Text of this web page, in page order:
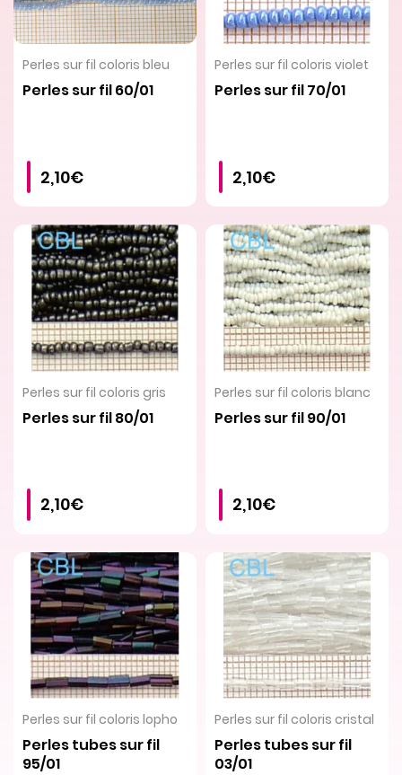
VOIR LE PRODUIT
Perles sur fil coloris bleu
Perles sur fil 60/01
2,10€
VOIR LE PRODUIT
Perles sur fil coloris violet
Perles sur fil 70/01
2,10€
VOIR LE PRODUIT
Perles sur fil coloris gris
Perles sur fil 80/01
2,10€
VOIR LE PRODUIT
Perles sur fil coloris blanc
Perles sur fil 90/01
2,10€
VOIR LE PRODUIT
Perles sur fil coloris lopho
Perles tubes sur fil
95/01
VOIR LE PRODUIT
Perles sur fil coloris cristal
Perles tubes sur fil
03/01